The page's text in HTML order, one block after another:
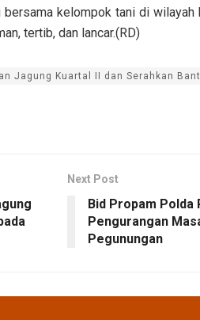
kelompok tani di wilayah
tertib, dan lancar.(RD)
Jagung Kuartal II dan Serahkan
Next Post
Bid Propam Polda
Pengurangan
Pegunungan